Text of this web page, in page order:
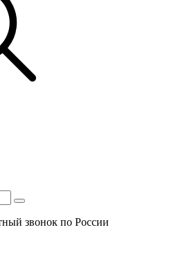
звонок по России